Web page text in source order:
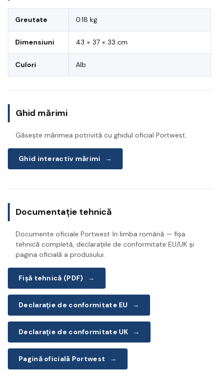
Greutate 0.18 kg
Dimensiuni 43 × 37 × 33 cm
Culori Alb
Ghid mărimi
Găsește mărimea potrivită cu ghidul oficial Portwest.
Ghid interactiv mărimi →
Documentație tehnică
Documente oficiale Portwest în limba română — fișa
tehnică completă, declarațiile de conformitate EU/UK și
pagina oficială a produsului.
Fișă tehnică (PDF) →
Declarație de conformitate EU →
Declarație de conformitate UK →
Pagină oficială Portwest →